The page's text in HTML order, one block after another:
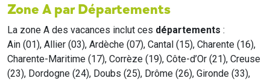
Zone A par Départements
La zone A des vacances inclut ces départements :
Ain (01), Allier (03), Ardèche (07), Cantal (15), Charente (16),
Charente-Maritime (17), Corrèze (19), Côte-d’Or (21), Creuse
(23), Dordogne (24), Doubs (25), Drôme (26), Gironde (33),